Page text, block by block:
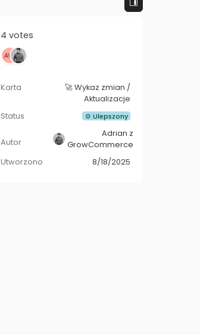
4 votes
Karta
🚀 Wykaz zmian /
Aktualizacje
Status
⚙ Ulepszony
Autor
Adrian z
GrowCommerce
Utworzono
8/18/2025